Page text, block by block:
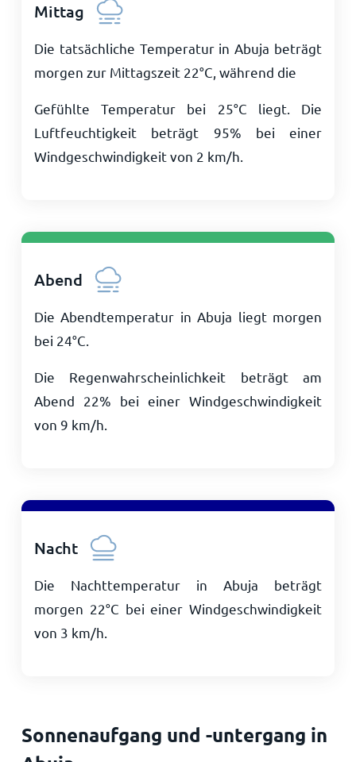
Mittag
Die tatsächliche Temperatur in Abuja beträgt
morgen zur Mittagszeit 22°C , während die
Gefühlte Temperatur bei 25°C liegt. Die
Luftfeuchtigkeit beträgt 95% bei einer
Windgeschwindigkeit von 2 km/h
Abend
Die Abendtemperatur in Abuja liegt morgen
bei 24°C
Die Regenwahrscheinlichkeit beträgt am
Abend 22% bei einer Windgeschwindigkeit
von 9 km/h
Nacht
Die Nachttemperatur in Abuja beträgt
morgen 22°C bei einer Windgeschwindigkeit
von 3 km/h
Sonnenaufgang und -untergang in